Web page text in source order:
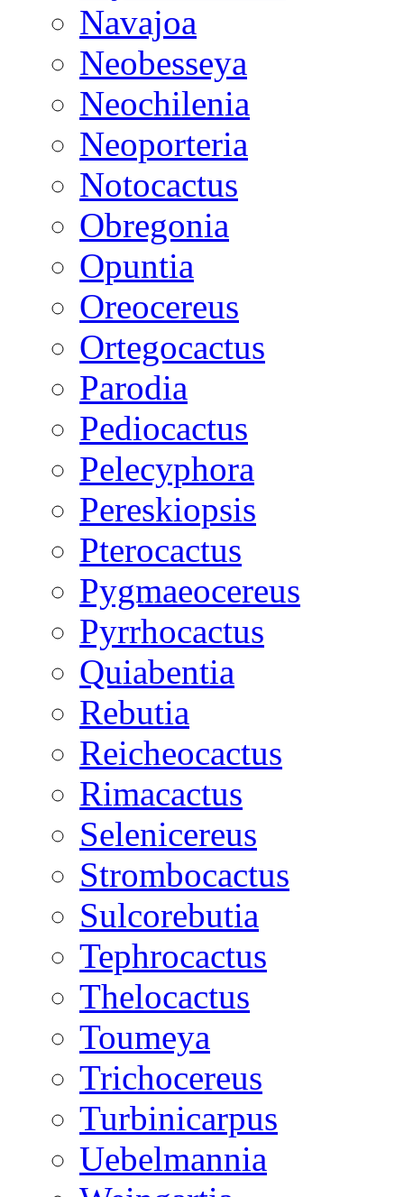
Navajoa
Neobesseya
Neochilenia
Neoporteria
Notocactus
Obregonia
Opuntia
Oreocereus
Ortegocactus
Parodia
Pediocactus
Pelecyphora
Pereskiopsis
Pterocactus
Pygmaeocereus
Pyrrhocactus
Quiabentia
Rebutia
Reicheocactus
Rimacactus
Selenicereus
Strombocactus
Sulcorebutia
Tephrocactus
Thelocactus
Toumeya
Trichocereus
Turbinicarpus
Uebelmannia